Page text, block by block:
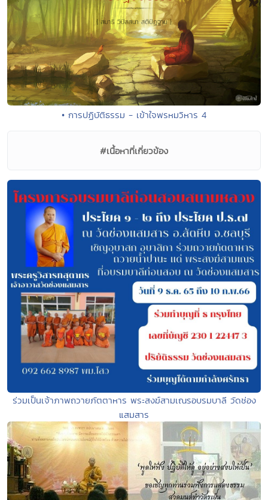
• การปฏิบัติธรรม - เข้าใจพรหมวิหาร 4
#เนื้อหาที่เกี่ยวข้อง
ร่วมเป็นเจ้าภาพถวายภัตตาหาร พระสงฆ์สามเณรอบรมบาลี วัดช่อง
แสมสาร